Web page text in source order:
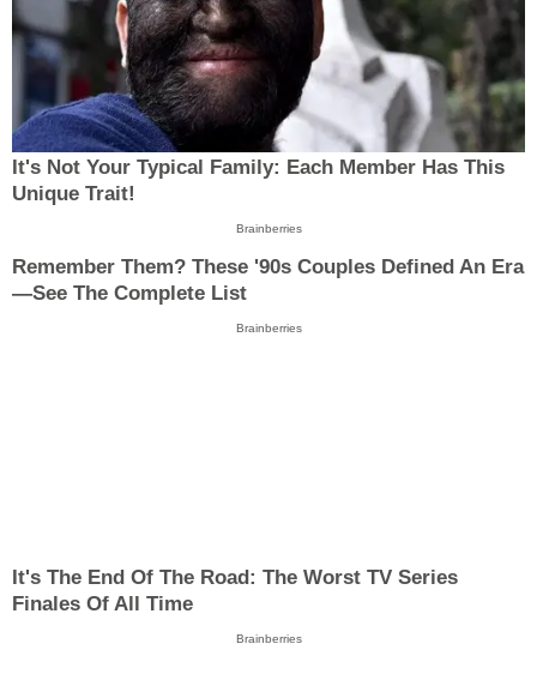
It's Not Your Typical Family: Each Member Has This
Unique Trait!
Brainberries
Remember Them? These '90s Couples Defined An Era
—See The Complete List
Brainberries
It's The End Of The Road: The Worst TV Series
Finales Of All Time
Brainberries